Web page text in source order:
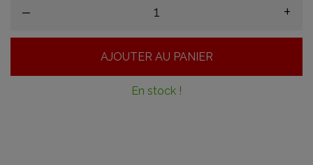
– +
AJOUTER AU PANIER
En stock !